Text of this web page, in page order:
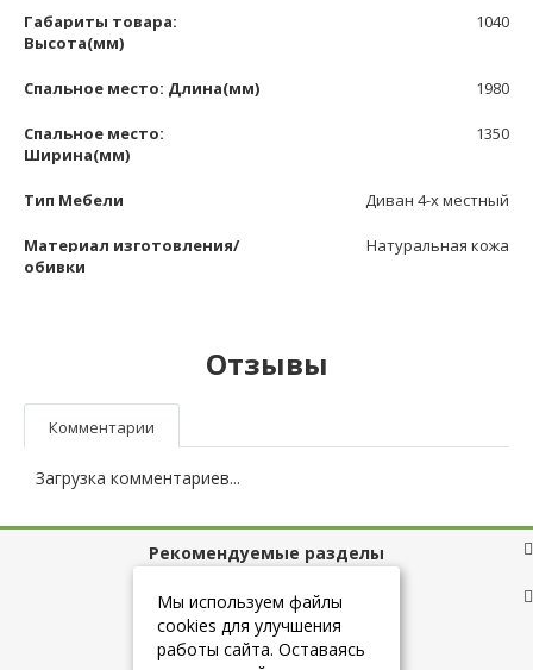
Габариты товара:
Высота(мм)
1040
Спальное место: Длина(мм) 1980
Спальное место:
Ширина(мм)
1350
Тип Мебели Диван 4-х местный
Материал изготовления/
обивки
Натуральная кожа
Отзывы
Комментарии
Загрузка комментариев...
Рекомендуемые разделы
Полезные ссылки
Мы используем файлы
cookies для улучшения
работы сайта. Оставаясь